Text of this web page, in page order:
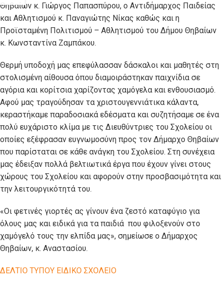
Θηβαίων κ. Γιώργος Παπασπύρου, ο Αντιδήμαρχος Παιδείας
και Αθλητισμού κ. Παναγιώτης Νίκας καθώς και η
Προϊσταμένη Πολιτισμού – Αθλητισμού του Δήμου Θηβαίων
κ. Κωνσταντίνα Ζαμπάκου.
Θερμή υποδοχή μας επεφύλασσαν δάσκαλοι και μαθητές στη
στολισμένη αίθουσα όπου διαμοιράστηκαν παιχνίδια σε
αγόρια και κορίτσια χαρίζοντας χαμόγελα και ενθουσιασμό.
Αφού μας τραγούδησαν τα χριστουγεννιάτικα κάλαντα,
κεραστήκαμε παραδοσιακά εδέσματα και συζητήσαμε σε ένα
πολύ ευχάριστο κλίμα με τις Διευθύντριες του Σχολείου οι
οποίες εξέφρασαν ευγνωμοσύνη προς τον Δήμαρχο Θηβαίων
που παρίσταται σε κάθε ανάγκη του Σχολείου. Στη συνέχεια
μας έδειξαν πολλά βελτιωτικά έργα που έχουν γίνει στους
χώρους του Σχολείου και αφορούν στην προσβασιμότητα και
την λειτουργικότητά του.
«Οι φετινές γιορτές ας γίνουν ένα ζεστό καταφύγιο για
όλους μας και ειδικά για τα παιδιά που φιλοξενούν στο
χαμόγελό τους την ελπίδα μας», σημείωσε ο Δήμαρχος
Θηβαίων, κ. Αναστασίου.
ΔΕΛΤΙΟ ΤΥΠΟΥ ΕΙΔΙΚΟ ΣΧΟΛΕΙΟ